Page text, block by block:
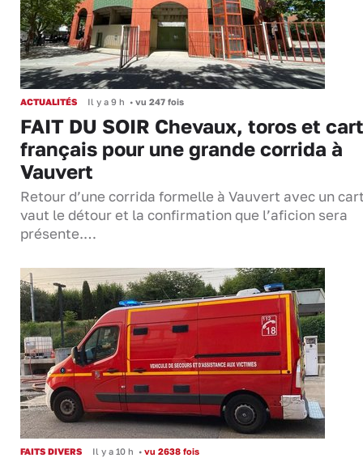
ACTUALITÉS Il y a 9 h • vu 247 fois
FAIT DU SOIR Chevaux, toros et
français pour une grande corrida à
Vauvert
Retour d’une corrida formelle à Vauvert avec un
vaut le détour et la confirmation que l’aficion sera
présente.…
FAITS DIVERS Il y a 10 h • vu 2638 fois